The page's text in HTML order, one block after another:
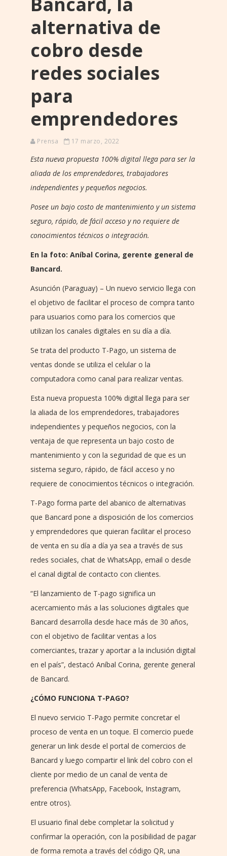
alternativa de
cobro desde
redes sociales
para
emprendedores
Prensa 17 marzo, 2022
Esta nueva propuesta 100% digital llega para ser la
aliada de los emprendedores, trabajadores
independientes y pequeños negocios.
Posee un bajo costo de mantenimiento y un sistema
seguro, rápido, de fácil acceso y no requiere de
conocimientos técnicos o integración.
En la foto: Aníbal Corina, gerente general de
Bancard.
Asunción (Paraguay) – Un nuevo servicio llega con
el objetivo de facilitar el proceso de compra tanto
para usuarios como para los comercios que
utilizan los canales digitales en su día a día.
Se trata del producto T-Pago, un sistema de
ventas donde se utiliza el celular o la
computadora como canal para realizar ventas.
Esta nueva propuesta 100% digital llega para ser
la aliada de los emprendedores, trabajadores
independientes y pequeños negocios, con la
ventaja de que representa un bajo costo de
mantenimiento y con la seguridad de que es un
sistema seguro, rápido, de fácil acceso y no
requiere de conocimientos técnicos o integración.
T-Pago forma parte del abanico de alternativas
que Bancard pone a disposición de los comercios
y emprendedores que quieran facilitar el proceso
de venta en su día a día ya sea a través de sus
redes sociales, chat de WhatsApp, email o desde
el canal digital de contacto con clientes.
“El lanzamiento de T-pago significa un
acercamiento más a las soluciones digitales que
Bancard desarrolla desde hace más de 30 años,
con el objetivo de facilitar ventas a los
comerciantes, trazar y aportar a la inclusión digital
en el país”, destacó Aníbal Corina, gerente general
de Bancard.
¿CÓMO FUNCIONA T-PAGO?
El nuevo servicio T-Pago permite concretar el
proceso de venta en un toque. El comercio puede
generar un link desde el portal de comercios de
Bancard y luego compartir el link del cobro con el
cliente por medio de un canal de venta de
preferencia (WhatsApp, Facebook, Instagram,
entre otros).
El usuario final debe completar la solicitud y
confirmar la operación, con la posibilidad de pagar
de forma remota a través del código QR, una